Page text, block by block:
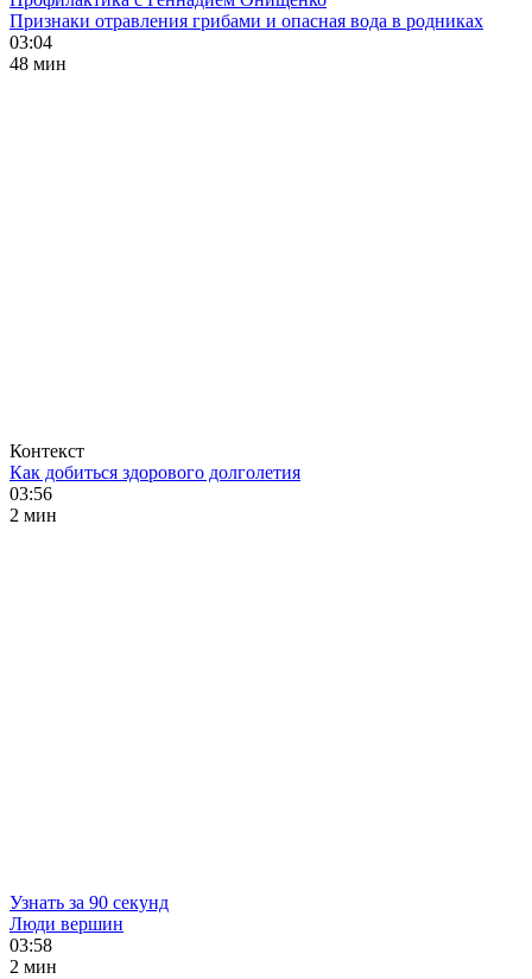
Признаки отравления грибами и опасная вода в родниках
03:04
48 мин
Контекст
Как добиться здорового долголетия
03:56
2 мин
Узнать за 90 секунд
Люди вершин
03:58
2 мин